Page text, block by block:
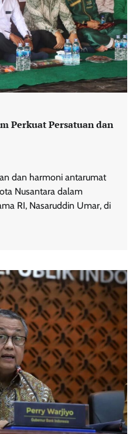
Perkuat Persatuan dan
dan harmoni antarumat
Nusantara dalam
RI, Nasaruddin Umar, di